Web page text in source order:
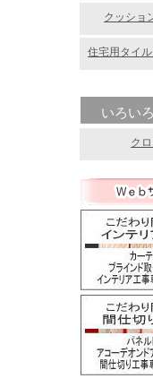
クッショ
住宅用タイ
いろい
ク